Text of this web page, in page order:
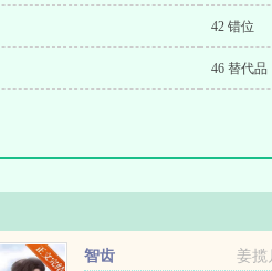
42 错位
46 替代品
姜揽
智齿